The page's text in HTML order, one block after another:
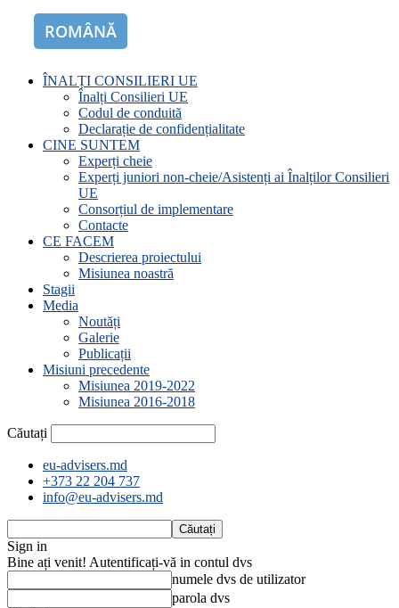
ROMÂNĂ
ÎNALȚI CONSILIERI UE
Înalți Consilieri UE
Codul de conduită
Declarație de confidențialitate
CINE SUNTEM
Experți cheie
Experți juniori non-cheie/Asistenți ai Înalților Consilieri
UE
Consorțiul de implementare
Contacte
CE FACEM
Descrierea proiectului
Misiunea noastră
Stagii
Media
Noutăți
Galerie
Publicații
Misiuni precedente
Misiunea 2019-2022
Misiunea 2016-2018
Căutați
eu-advisers.md
+373 22 204 737
info@eu-advisers.md
Sign in
Bine ați venit! Autentificați-vă in contul dvs
numele dvs de utilizator
parola dvs